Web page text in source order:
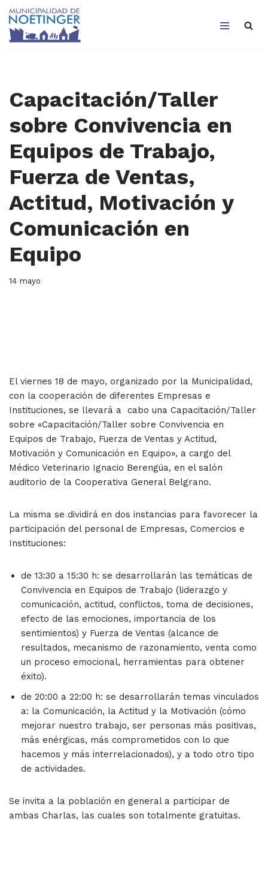
Saltar
Capacitación/Taller
sobre Convivencia en
Equipos de Trabajo,
Fuerza de Ventas,
Actitud, Motivación y
Comunicación en
Equipo
14 mayo
El viernes 18 de mayo, organizado por la Municipalidad,
con la cooperación de diferentes Empresas e
Instituciones, se llevará a cabo una Capacitación/Taller
sobre «Capacitación/Taller sobre Convivencia en
Equipos de Trabajo, Fuerza de Ventas y Actitud,
Motivación y Comunicación en Equipo», a cargo del
Médico Veterinario Ignacio Berengúa, en el salón
auditorio de la Cooperativa General Belgrano.
La misma se dividirá en dos instancias para favorecer la
participación del personal de Empresas, Comercios e
Instituciones:
de 13:30 a 15:30 h: se desarrollarán las temáticas de
Convivencia en Equipos de Trabajo (liderazgo y
comunicación, actitud, conflictos, toma de decisiones,
efecto de las emociones, importancia de los
sentimientos) y Fuerza de Ventas (alcance de
resultados, mecanismo de razonamiento, venta como
un proceso emocional, herramientas para obtener
éxito).
de 20:00 a 22:00 h: se desarrollarán temas vinculados
a: la Comunicación, la Actitud y la Motivación (cómo
mejorar nuestro trabajo, ser personas más positivas,
más enérgicas, más comprometidos con lo que
hacemos y más interrelacionados), y a todo otro tipo
de actividades.
Se invita a la población en general a participar de
ambas Charlas, las cuales son totalmente gratuitas.